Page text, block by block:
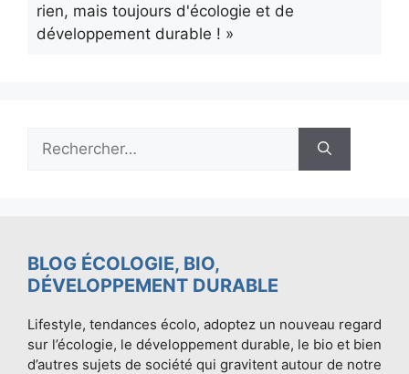
rien, mais toujours d'écologie et de
développement durable ! »
BLOG ÉCOLOGIE, BIO,
DÉVELOPPEMENT DURABLE
Lifestyle, tendances écolo, adoptez un nouveau regard
sur l’écologie, le développement durable, le bio et bien
d’autres sujets de société qui gravitent autour de notre